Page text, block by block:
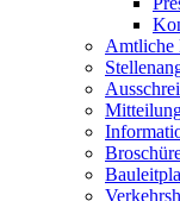
Amtliche